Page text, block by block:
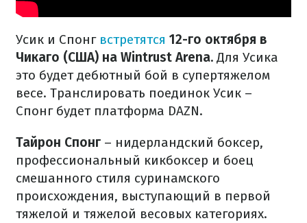
Усик и Спонг встретятся 12-го октября в
Чикаго (США) на Wintrust Arena. Для Усика
это будет дебютный бой в супертяжелом
весе. Транслировать поединок Усик –
Спонг будет платформа DAZN.
Тайрон Спонг – нидерландский боксер,
профессиональный кикбоксер и боец
смешанного стиля суринамского
происхождения, выступающий в первой
тяжелой и тяжелой весовых категориях.